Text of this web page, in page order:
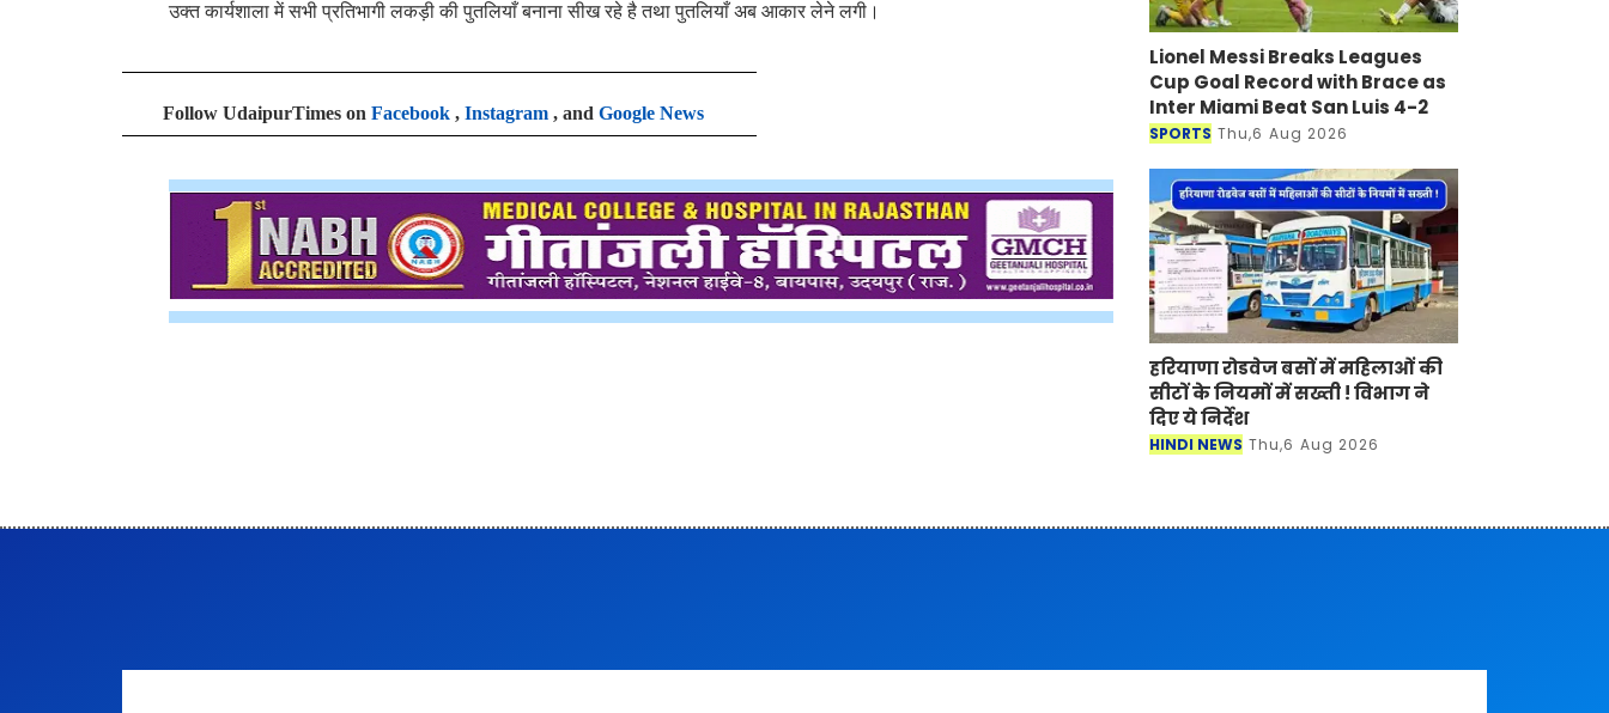
उक्त कार्यशाला में सभी प्रतिभागी लकड़ी की पुतलियाँ बनाना सीख रहे है तथा पुतलियाँ अब आकार लेने लगी।
Follow UdaipurTimes on Facebook , Instagram , and Google News
Lionel Messi Breaks Leagues
Cup Goal Record with Brace as
Inter Miami Beat San Luis 4-2
SPORTS Thu,6 Aug 2026
हरियाणा रोडवेज बसों में महिलाओं की
सीटों के नियमों में सख्ती ! विभाग ने
दिए ये निर्देश
HINDI NEWS Thu,6 Aug 2026